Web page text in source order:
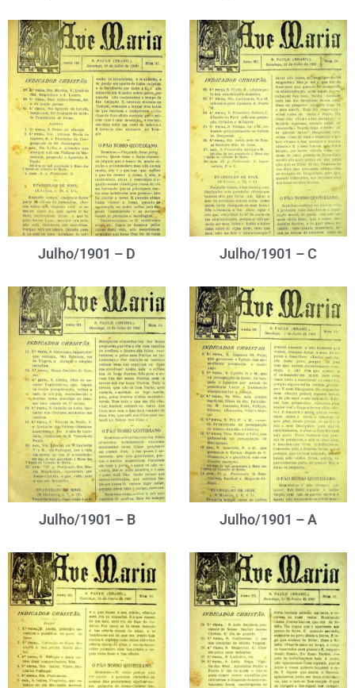
Julho/1901 – D Julho/1901 – C
Julho/1901 – B Julho/1901 – A